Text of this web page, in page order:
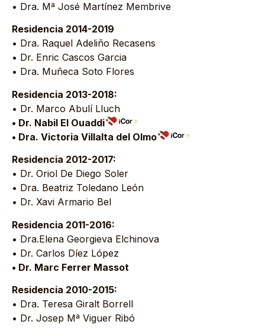
• Dra. Mª José Martínez Membrive
Residencia 2014-2019
• Dra. Raquel Adeliño Recasens
• Dr. Enric Cascos Garcia
• Dra. Muñeca Soto Flores
Residencia 2013-2018:
• Dr. Marco Abulí Lluch
• Dr. Nabil El Ouaddi
• Dra. Victoria Villalta del Olmo
Residencia 2012-2017:
• Dr. Oriol De Diego Soler
• Dra. Beatriz Toledano León
• Dr. Xavi Armario Bel
Residencia 2011-2016:
• Dra.Elena Georgieva Elchinova
• Dr. Carlos Díez López
• Dr. Marc Ferrer Massot
Residencia 2010-2015:
• Dra. Teresa Giralt Borrell
• Dr. Josep Mª Viguer Ribó